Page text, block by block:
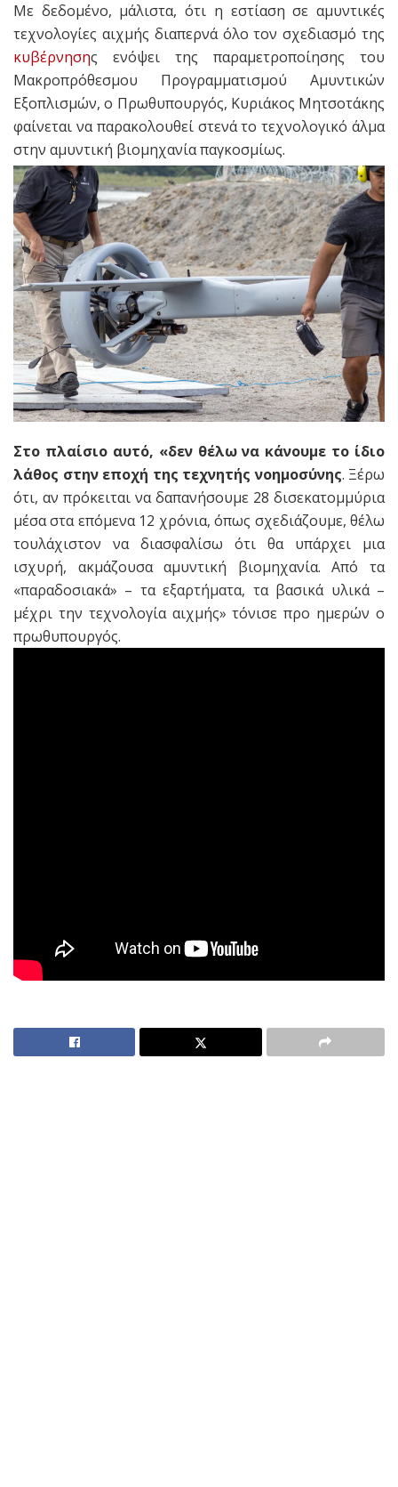
Με δεδομένο, μάλιστα, ότι η εστίαση σε αμυντικές
τεχνολογίες αιχμής διαπερνά όλο τον σχεδιασμό της
κυβέρνησης ενόψει της παραμετροποίησης του
Μακροπρόθεσμου Προγραμματισμού Αμυντικών
Εξοπλισμών, ο Πρωθυπουργός, Κυριάκος Μητσοτάκης
φαίνεται να παρακολουθεί στενά το τεχνολογικό άλμα
στην αμυντική βιομηχανία παγκοσμίως.
Στο πλαίσιο αυτό, «δεν θέλω να κάνουμε το ίδιο
λάθος στην εποχή της τεχνητής νοημοσύνης. Ξέρω
ότι, αν πρόκειται να δαπανήσουμε 28 δισεκατομμύρια
μέσα στα επόμενα 12 χρόνια, όπως σχεδιάζουμε, θέλω
τουλάχιστον να διασφαλίσω ότι θα υπάρχει μια
ισχυρή, ακμάζουσα αμυντική βιομηχανία. Από τα
«παραδοσιακά» – τα εξαρτήματα, τα βασικά υλικά –
μέχρι την τεχνολογία αιχμής» τόνισε προ ημερών ο
πρωθυπουργός.